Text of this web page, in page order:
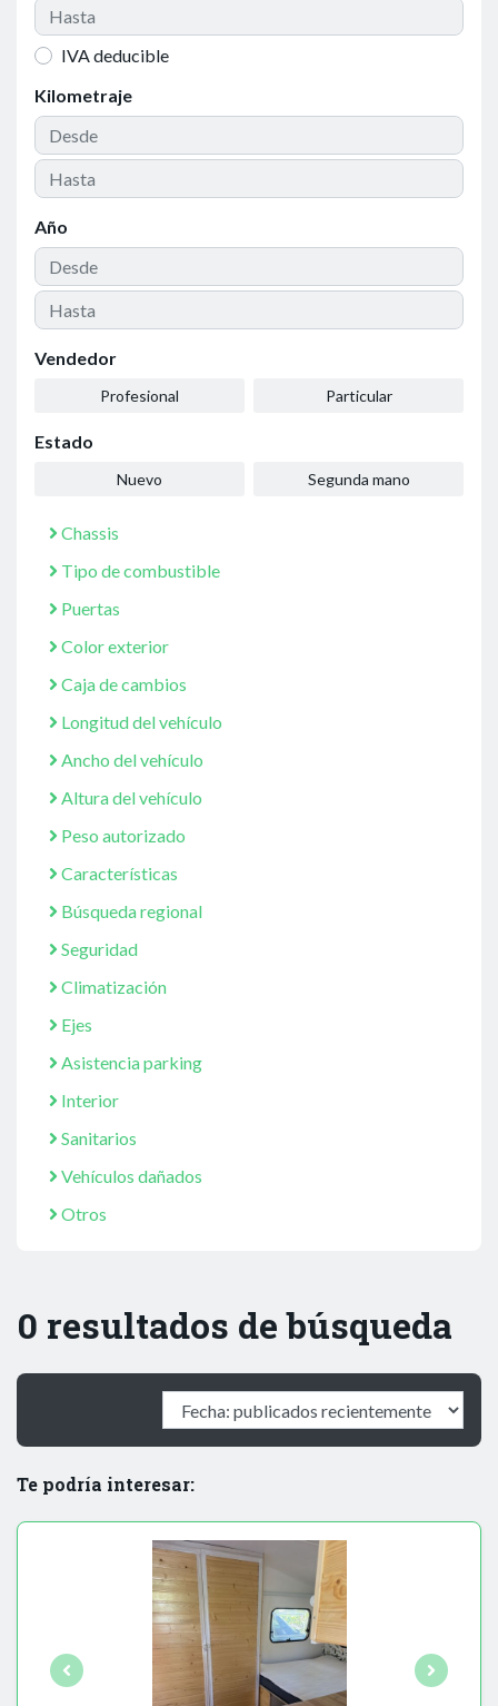
IVA deducible
Kilometraje
Año
Vendedor
Profesional Particular
Estado
Nuevo Segunda mano
Chassis
Tipo de combustible
Puertas
Color exterior
Caja de cambios
Longitud del vehículo
Ancho del vehículo
Altura del vehículo
Peso autorizado
Características
Búsqueda regional
Seguridad
Climatización
Ejes
Asistencia parking
Interior
Sanitarios
Vehículos dañados
Otros
0 resultados de búsqueda
Te podría interesar: